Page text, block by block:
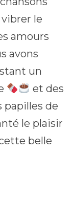
le
amours
avons
un
et des
papilles de
le plaisir
belle